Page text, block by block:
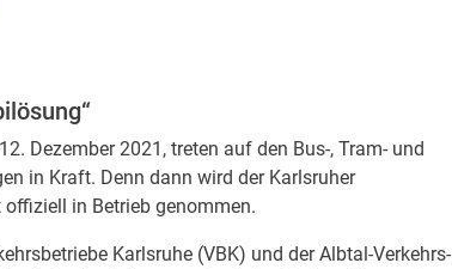
Dezember 2021, treten auf den Bus-, Tram- und
in Kraft. Denn dann wird der Karlsruher
in Betrieb genommen.
Karlsruhe (VBK) und der Albtal-Verkehrs-